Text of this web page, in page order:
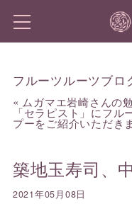
フルーツルーツブロ
« ムガマエ岩崎さんの勉
「セラピスト」にフ
プーをご紹介いただき
築地玉寿司、
2021年05月08日